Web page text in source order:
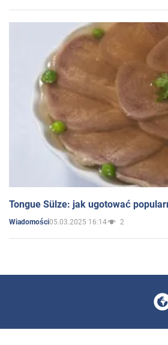
Tongue Sülze: jak ugotować
Wiadomości05.03.2025 16:14 2